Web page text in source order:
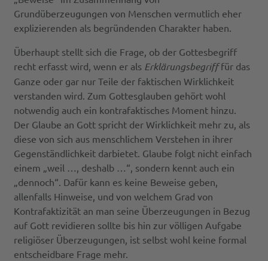
Grundüberzeugungen von Menschen vermutlich eher
explizierenden als begründenden Charakter haben.
Überhaupt stellt sich die Frage, ob der Gottesbegriff
recht erfasst wird, wenn er als Erklärungsbegrifffür das
Ganze oder gar nur Teile der faktischen Wirklichkeit
verstanden wird. Zum Gottesglauben gehört wohl
notwendig auch ein kontrafaktisches Moment hinzu.
Der Glaube an Gott spricht der Wirklichkeit mehr zu, als
diese von sich aus menschlichem Verstehen in ihrer
Gegenständlichkeit darbietet. Glaube folgt nicht einfach
einem „weil …, deshalb …“, sondern kennt auch ein
„dennoch“. Dafür kann es keine Beweise geben,
allenfalls Hinweise, und von welchem Grad von
Kontrafaktizität an man seine Überzeugungen in Bezug
auf Gott revidieren sollte bis hin zur völligen Aufgabe
religiöser Überzeugungen, ist selbst wohl keine formal
entscheidbare Frage mehr.